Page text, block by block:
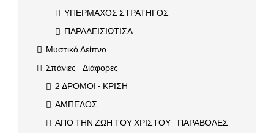
ΥΠΕΡΜΑΧΟΣ ΣΤΡΑΤΗΓΟΣ
ΠΑΡΑΔΕΙΣΙΩΤΙΣΑ
Μυστικό Δείπνο
Σπάνιες - Διάφορες
2 ΔΡΟΜΟΙ - ΚΡΙΣΗ
ΑΜΠΕΛΟΣ
ΑΠΟ ΤΗΝ ΖΩΗ ΤΟΥ ΧΡΙΣΤΟΥ - ΠΑΡΑΒΟΛΕΣ